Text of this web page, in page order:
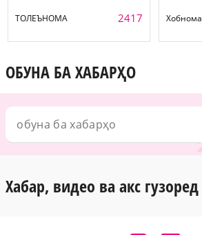
ТОЛЕЪНОМА 2417 Хобнома
ОБУНА БА ХАБАРҲО
Хабар, видео ва акс гузоред